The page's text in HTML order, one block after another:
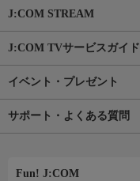
J:COM STREAM
J:COM TVサービスガイド
イベント・プレゼント
サポート・よくある質問
Fun! J:COM